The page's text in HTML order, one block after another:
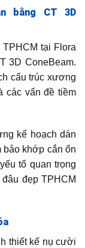
bằng CT 3D
tại Flora
3D ConeBeam.
cấu trúc xương
các vấn đề tiềm
kế hoạch dán
bảo khớp cắn ổn
tố quan trọng
đẹp TPHCM
thiết kế nụ cười